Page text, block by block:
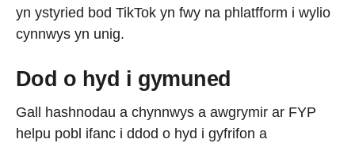
yn ystyried bod TikTok yn fwy na phlatfform i wylio
cynnwys yn unig.
Dod o hyd i gymuned
Gall hashnodau a chynnwys a awgrymir ar FYP
helpu pobl ifanc i ddod o hyd i gyfrifon a